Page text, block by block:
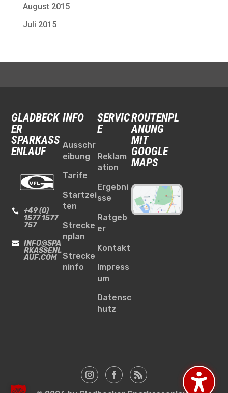
August 2015
Juli 2015
GLADBECK
ER
SPARKASS
ENLAUF

+49 (0)
1577 1577
757

INFO@SPA
RKASSENL
AUF.COM
INFO
Ausschr
eibung
Tarife
Startzei
ten
Strecke
nplan
Strecke
ninfo
SERVIC
E
Reklam
ation
Ergebni
sse
Ratgeb
er
Kontakt
Impress
um
Datensc
hutz
ROUTENPL
ANUNG
MIT
GOOGLE
MAPS